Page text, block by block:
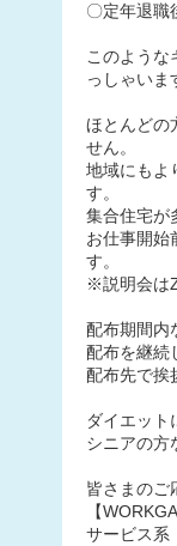
〇定年退職
このような
っしゃいま
ほとんどの
せん。
地域にもよ
す。
集合住宅が
お仕事開始
す。
※説明会は
配布期間内
配布を継続
配布先で挨
ダイエット
シニアの方
皆さまのご
【
サービス